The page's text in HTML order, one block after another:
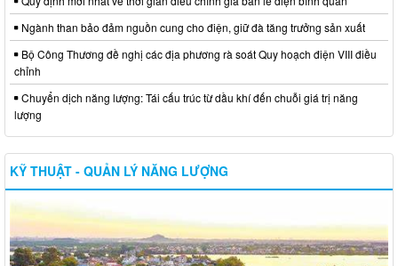
Ngành than bảo đảm nguồn cung cho điện, giữ đà tăng trưởng sản xuất
Bộ Công Thương đề nghị các địa phương rà soát Quy hoạch điện VIII điều
chỉnh
Chuyển dịch năng lượng: Tái cấu trúc từ dầu khí đến chuỗi giá trị năng
lượng
KỸ THUẬT - QUẢN LÝ NĂNG LƯỢNG